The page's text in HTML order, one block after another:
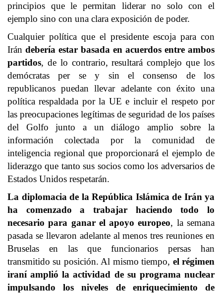
principios que le permitan liderar no solo con el
ejemplo sino con una clara exposición de poder.
Cualquier política que el presidente escoja para con
Irán debería estar basada en acuerdos entre ambos
partidos, de lo contrario, resultará complejo que los
demócratas per se y sin el consenso de los
republicanos puedan llevar adelante con éxito una
política respaldada por la UE e incluir el respeto por
las preocupaciones legítimas de seguridad de los países
del Golfo junto a un diálogo amplio sobre la
información colectada por la comunidad de
inteligencia regional que proporcionará el ejemplo de
liderazgo que tanto sus socios como los adversarios de
Estados Unidos respetarán.
La diplomacia de la República Islámica de Irán ya
ha comenzado a trabajar haciendo todo lo
necesario para ganar el apoyo europeo, la semana
pasada se llevaron adelante al menos tres reuniones en
Bruselas en las que funcionarios persas han
transmitido su posición. Al mismo tiempo, el régimen
iraní amplió la actividad de su programa nuclear
impulsando los niveles de enriquecimiento de